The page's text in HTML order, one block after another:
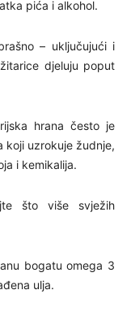
pića i alkohol.
– uključujući i
djeluju poput
hrana često je
koji uzrokuje žudnje,
i kemikalija.
što više svježih
bogatu omega 3
ulja.